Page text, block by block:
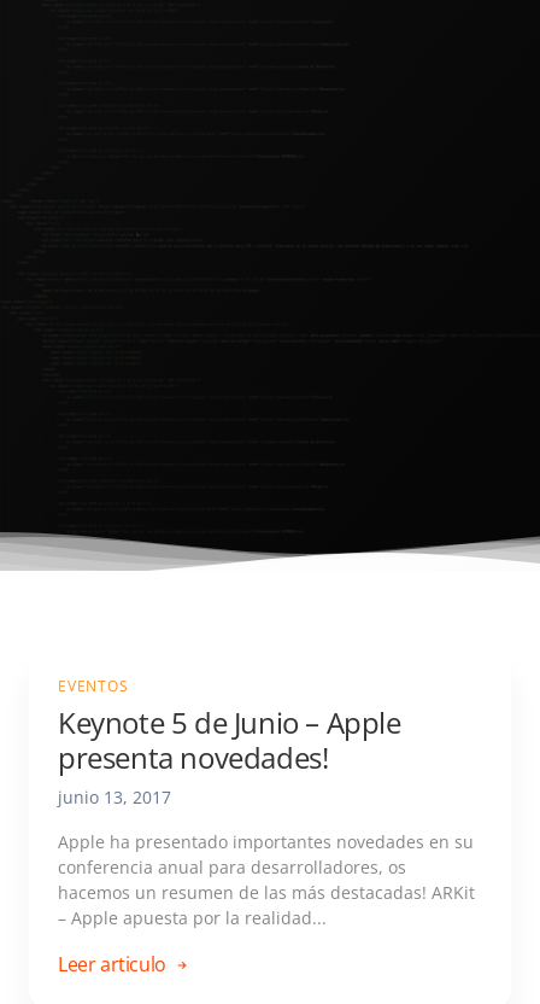
EVENTOS
Keynote 5 de Junio – Apple
presenta novedades!
junio 13, 2017
Apple ha presentado importantes novedades en su
conferencia anual para desarrolladores, os
hacemos un resumen de las más destacadas! ARKit
– Apple apuesta por la realidad...
Leer articulo